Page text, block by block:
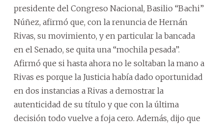
presidente del Congreso Nacional, Basilio “Bachi”
Núñez, afirmó que, con la renuncia de Hernán
Rivas, su movimiento, y en particular la bancada
en el Senado, se quita una “mochila pesada”.
Afirmó que si hasta ahora no le soltaban la mano a
Rivas es porque la Justicia había dado oportunidad
en dos instancias a Rivas a demostrar la
autenticidad de su título y que con la última
decisión todo vuelve a foja cero. Además, dijo que